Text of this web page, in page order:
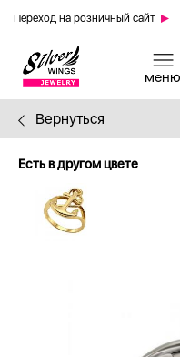
Переход на розничный сайт
Вернуться
Есть в другом цвете